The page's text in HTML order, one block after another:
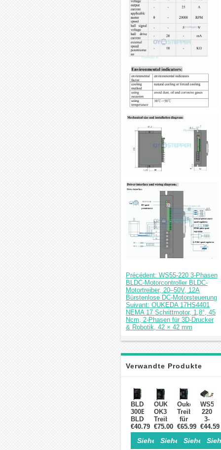
Précédent: WS55-220 3-Phasen
BLDC-Motorcontroller BLDC-
Motortreiber, 20–50V, 12A
Bürstenlose DC-Motorsteuerung
Suivant: OUKEDA 17HS4401
NEMA 17 Schrittmotor, 1,8°, 45
Ncm, 2-Phasen für 3D-Drucker
& Robotik, 42 × 42 mm
Verwandte Produkte
BLD-
300B
BLDC-
Motorsteuerung
18–
50V,
€40.79
Siehe Einzelheiten>
OUKEDA
OK3BL30ZR
Treiber
für
BLDC-
Motoren
€75.00
Siehe
Oukeda
Treiber
für
bürstenlose
24-
€65.99
Siehe
WS55-
220
3-
BLDC-
€44.59